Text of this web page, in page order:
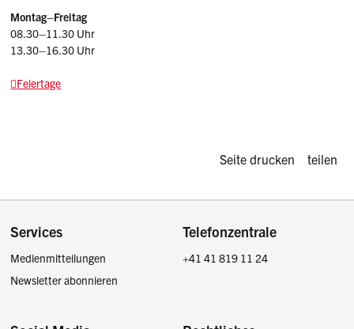
Montag–Freitag
08.30–11.30 Uhr
13.30–16.30 Uhr
Feiertage
Diese Seite
Seite drucken teilen
Footer
Services
Medienmitteilungen
Newsletter abonnieren
Telefonzentrale
+41 41 819 11 24